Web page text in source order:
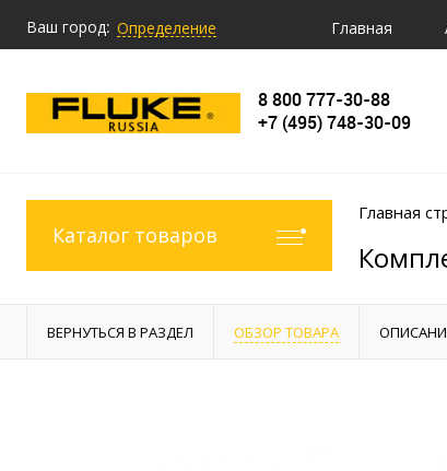
Ваш город: Определение Главная
8 800 777-30-88
+7 (495) 748-30-09
Каталог товаров
Главная
ВЕРНУТЬСЯ В РАЗДЕЛ ОБЗОР ТОВАРА